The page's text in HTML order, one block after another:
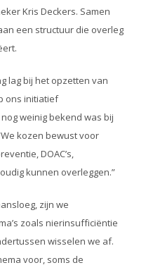
Kris Deckers. Samen
een structuur die overleg
lag bij het opzetten van
ons initiatief
weinig bekend was bij
kozen bewust voor
DOAC’s,
kunnen overleggen.”
zijn we
zoals nierinsufficiëntie
wisselen we af.
voor, soms de